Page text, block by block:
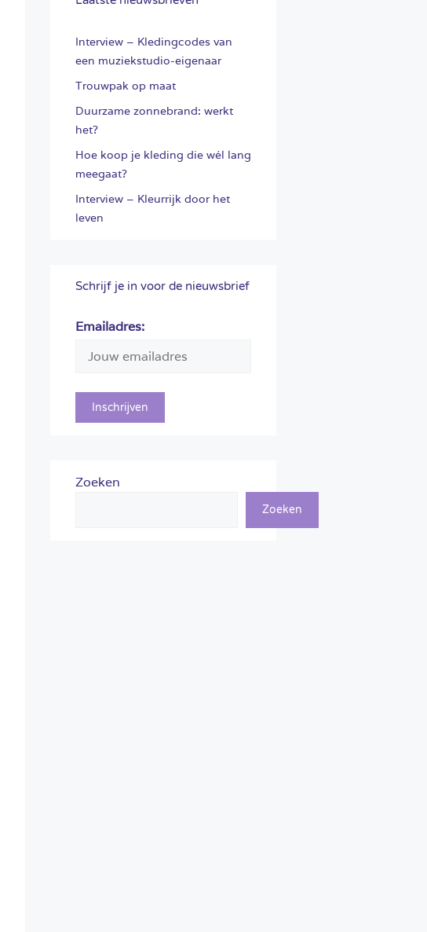
Interview – Kledingcodes van
een muziekstudio-eigenaar
Trouwpak op maat
Duurzame zonnebrand: werkt
het?
Hoe koop je kleding die wél lang
meegaat?
Interview – Kleurrijk door het
leven
Schrijf je in voor de nieuwsbrief
Emailadres:
Zoeken
Zoeken